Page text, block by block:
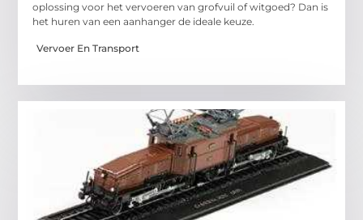
oplossing voor het vervoeren van grofvuil of witgoed? Dan is
het huren van een aanhanger de ideale keuze.
Vervoer En Transport